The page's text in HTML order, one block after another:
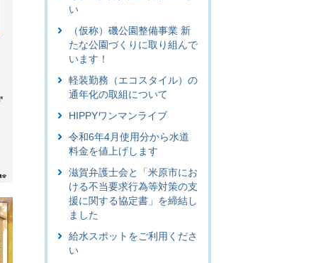
い
（仮称）磯公園整備事業 新
たな公園づくりに取り組んで
います！
軽装勤務（エコスタイル）の
通年化の取組について
HIPPYワンマンライブ
令和6年4月使用分から水道
料金を値上げします
滋賀弁護士会と「米原市にお
ける不当要求行為等対策の支
援に関する協定書」を締結し
ました
給水スポットをご利用くださ
い